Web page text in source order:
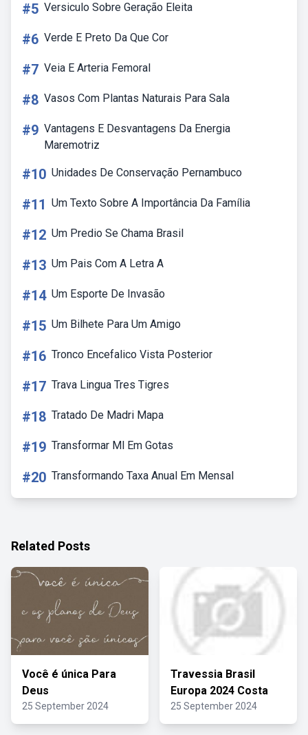
#5 Versiculo Sobre Geração Eleita
#6 Verde E Preto Da Que Cor
#7 Veia E Arteria Femoral
#8 Vasos Com Plantas Naturais Para Sala
#9 Vantagens E Desvantagens Da Energia
Maremotriz
#10 Unidades De Conservação Pernambuco
#11 Um Texto Sobre A Importância Da Família
#12 Um Predio Se Chama Brasil
#13 Um Pais Com A Letra A
#14 Um Esporte De Invasão
#15 Um Bilhete Para Um Amigo
#16 Tronco Encefalico Vista Posterior
#17 Trava Lingua Tres Tigres
#18 Tratado De Madri Mapa
#19 Transformar Ml Em Gotas
#20 Transformando Taxa Anual Em Mensal
Related Posts
Você é única Para
Deus
25 September 2024
Travessia Brasil
Europa 2024 Costa
25 September 2024